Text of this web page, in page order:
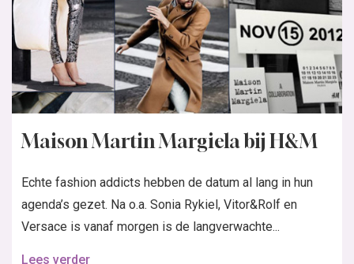
Maison Martin Margiela bij H&M
Echte fashion addicts hebben de datum al lang in hun
agenda’s gezet. Na o.a. Sonia Rykiel, Vitor&Rolf en
Versace is vanaf morgen is de langverwachte...
Lees verder